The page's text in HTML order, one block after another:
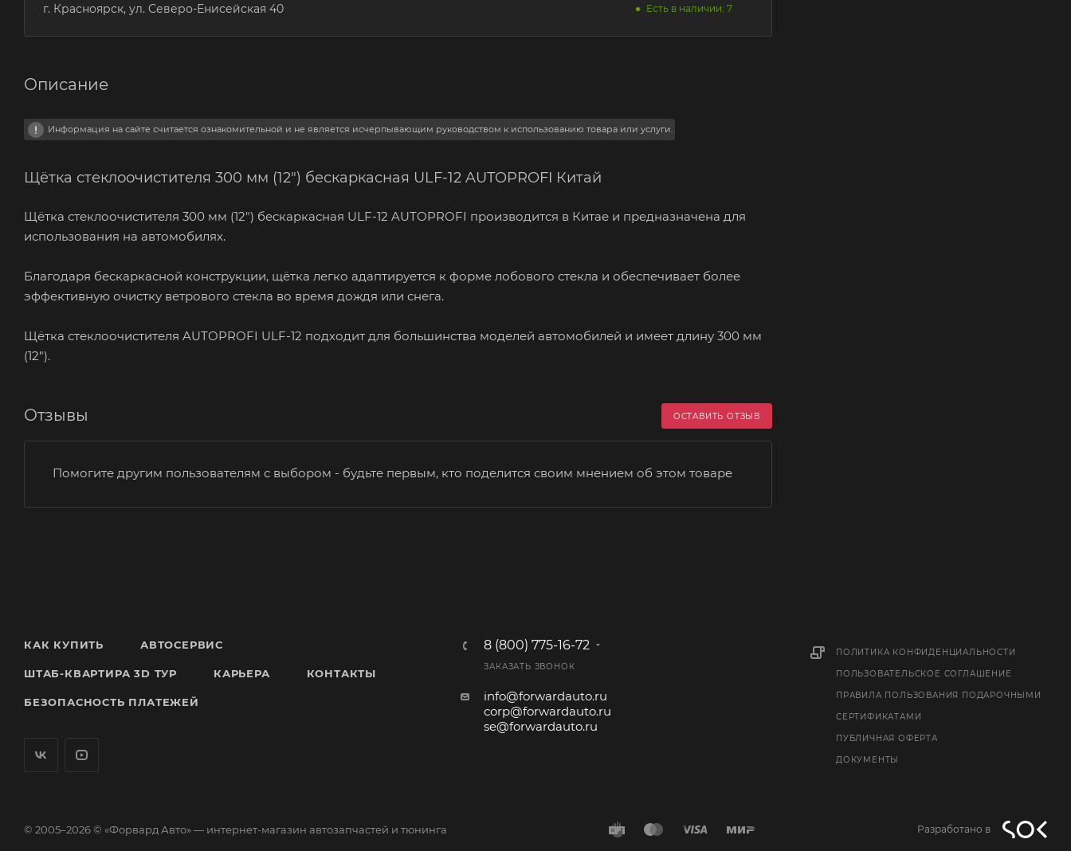
г. Красноярск, ул. Северо-Енисейская 40 Есть в наличии: 7
Описание
Информация на сайте считается ознакомительной и не является исчерпывающим руководством к использованию товара или услуги.
Щётка стеклоочистителя 300 мм (12") бескаркасная ULF-12 AUTOPROFI Китай
Щётка стеклоочистителя 300 мм (12") бескаркасная ULF-12 AUTOPROFI производится в Китае и предназначена для
использования на автомобилях.
Благодаря бескаркасной конструкции, щётка легко адаптируется к форме лобового стекла и обеспечивает более
эффективную очистку ветрового стекла во время дождя или снега.
Щётка стеклоочистителя AUTOPROFI ULF-12 подходит для большинства моделей автомобилей и имеет длину 300 мм
(12").
Отзывы ОСТАВИТЬ ОТЗЫВ
Помогите другим пользователям с выбором - будьте первым, кто поделится своим мнением об этом товаре
КАК КУПИТЬ АВТОСЕРВИС
ШТАБ-КВАРТИРА 3D ТУР КАРЬЕРА КОНТАКТЫ
БЕЗОПАСНОСТЬ ПЛАТЕЖЕЙ
8 (800) 775-16-72
ЗАКАЗАТЬ ЗВОНОК
info@forwardauto.ru
corp@forwardauto.ru
se@forwardauto.ru
ПОЛИТИКА КОНФИДЕНЦИАЛЬНОСТИ
ПОЛЬЗОВАТЕЛЬСКОЕ СОГЛАШЕНИЕ
ПРАВИЛА ПОЛЬЗОВАНИЯ ПОДАРОЧНЫМИ
СЕРТИФИКАТАМИ
ПУБЛИЧНАЯ ОФЕРТА
ДОКУМЕНТЫ
© 2005–2026 © «Форвард Авто» — интернет-магазин автозапчастей и тюнинга Разработано в